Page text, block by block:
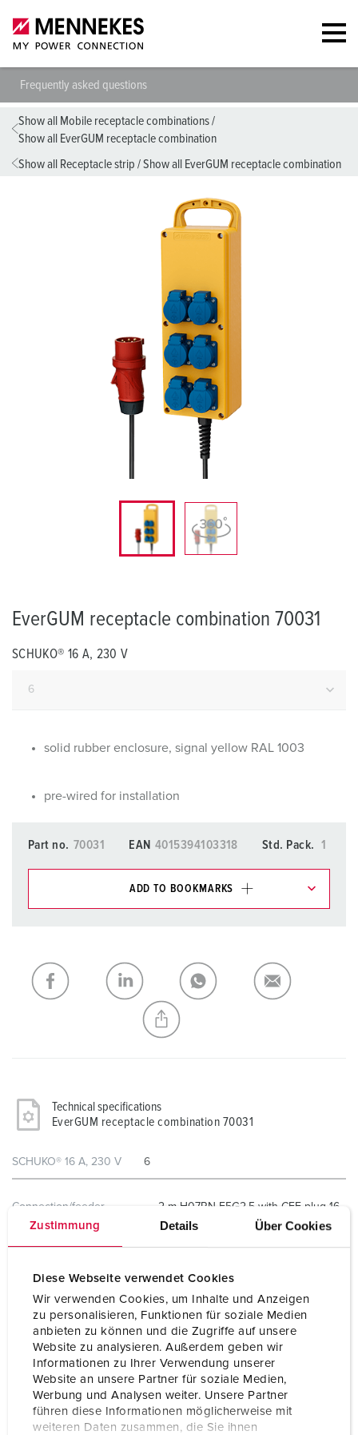
Zustimmung Details Über Cookies
Diese Webseite verwendet Cookies
Wir verwenden Cookies, um Inhalte und Anzeigen
zu personalisieren, Funktionen für soziale Medien
anbieten zu können und die Zugriffe auf unsere
Website zu analysieren. Außerdem geben wir
Informationen zu Ihrer Verwendung unserer
Website an unsere Partner für soziale Medien,
Werbung und Analysen weiter. Unsere Partner
führen diese Informationen möglicherweise mit
weiteren Daten zusammen, die Sie ihnen
Frequently asked questions
Show all Mobile receptacle combinations/
Show all EverGUM receptacle combination
Show all Receptacle strip /Show all EverGUM receptacle combination
EverGUM receptacle combination 70031
SCHUKO® 16 A, 230 V
solid rubber enclosure, signal yellow RAL 1003
pre-wired for installation
Part no. 70031 EAN 4015394103318 Std. Pack. 1
ADD TO BOOKMARKS
My list ADD
CREATE A NEW LIST
Technical specifications
EverGUM receptacle combination 70031
SCHUKO® 16 A, 230 V 6
Connection/feeder
cable
2 m H07RN-F5G2.5 with CEE-plug 16
A, 5 p, 400 V
Enclosure material Solid rubber
Weight 4342 g
Height 445 mm
Width 135 mm
Certifications EAC